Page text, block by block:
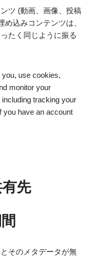
ツ (動画、画像、投稿
込みコンテンツは、
たく同じように振る
use cookies,
monitor your
tracking your
you have an account
先
そのメタデータが無